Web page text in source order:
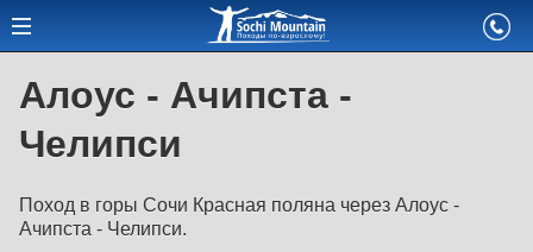
Алоус - Ачипста -
Челипси
Поход в горы Сочи Красная поляна через Алоус -
Ачипста - Челипси.